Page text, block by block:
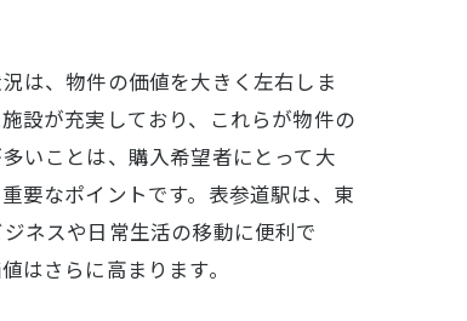
は、物件の価値を大きく左右しま
設が充実しており、これらが物件の
いことは、購入希望者にとって大
要なポイントです。表参道駅は、東
ネスや日常生活の移動に便利で
はさらに高まります。